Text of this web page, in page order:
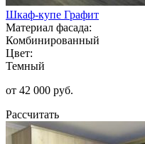
Шкаф-купе Графит
Материал фасада:
Комбинированный
Цвет:
Темный
от 42 000 руб.
Рассчитать